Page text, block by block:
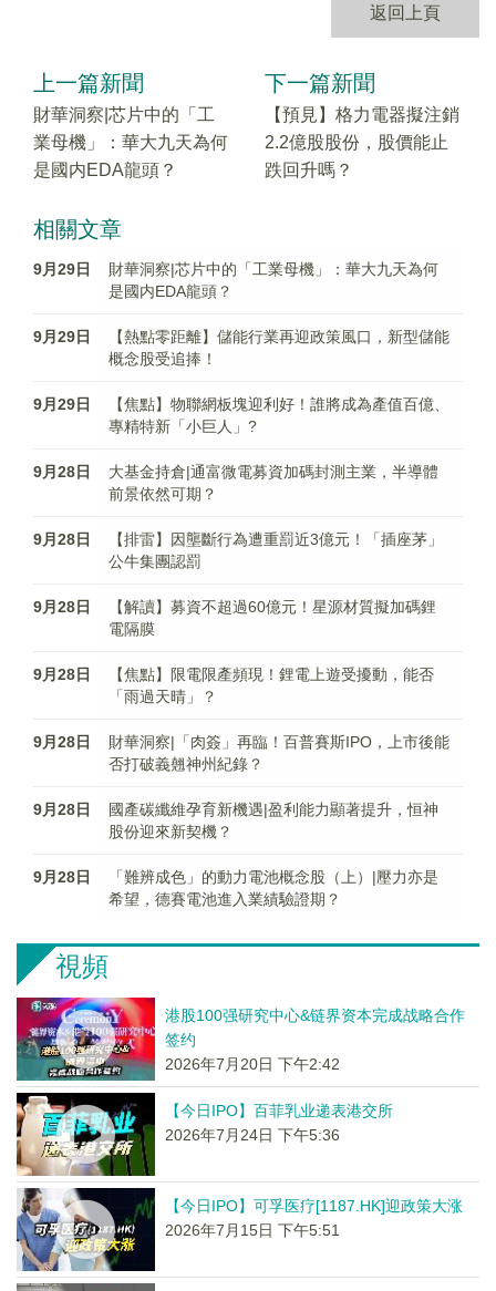
返回上頁
上一篇新聞
財華洞察|芯片中的「工
業母機」：華大九天為何
是國内EDA龍頭？
下一篇新聞
【預見】格力電器擬注銷
2.2億股股份，股價能止
跌回升嗎？
相關文章
9月29日
財華洞察|芯片中的「工業母機」：華大九天為何
是國内EDA龍頭？
9月29日
【熱點零距離】儲能行業再迎政策風口，新型儲能
概念股受追捧！
9月29日
【焦點】物聯網板塊迎利好！誰將成為產值百億、
專精特新「小巨人」?
9月28日
大基金持倉|通富微電募資加碼封測主業，半導體
前景依然可期？
9月28日
【排雷】因壟斷行為遭重罰近3億元！「插座茅」
公牛集團認罰
9月28日
【解讀】募資不超過60億元！星源材質擬加碼鋰
電隔膜
9月28日
【焦點】限電限產頻現！鋰電上遊受擾動，能否
「雨過天晴」？
9月28日
財華洞察|「肉簽」再臨！百普賽斯IPO，上市後能
否打破義翹神州紀錄？
9月28日
國產碳纖維孕育新機遇|盈利能力顯著提升，恒神
股份迎來新契機？
9月28日
「難辨成色」的動力電池概念股（上）|壓力亦是
希望，德賽電池進入業績驗證期？
視頻
港股100强研究中心&链界资本完成战略合作
签约
2026年7月20日 下午2:42
【今日IPO】百菲乳业递表港交所
2026年7月24日 下午5:36
【今日IPO】可孚医疗[1187.HK]迎政策大涨
2026年7月15日 下午5:51